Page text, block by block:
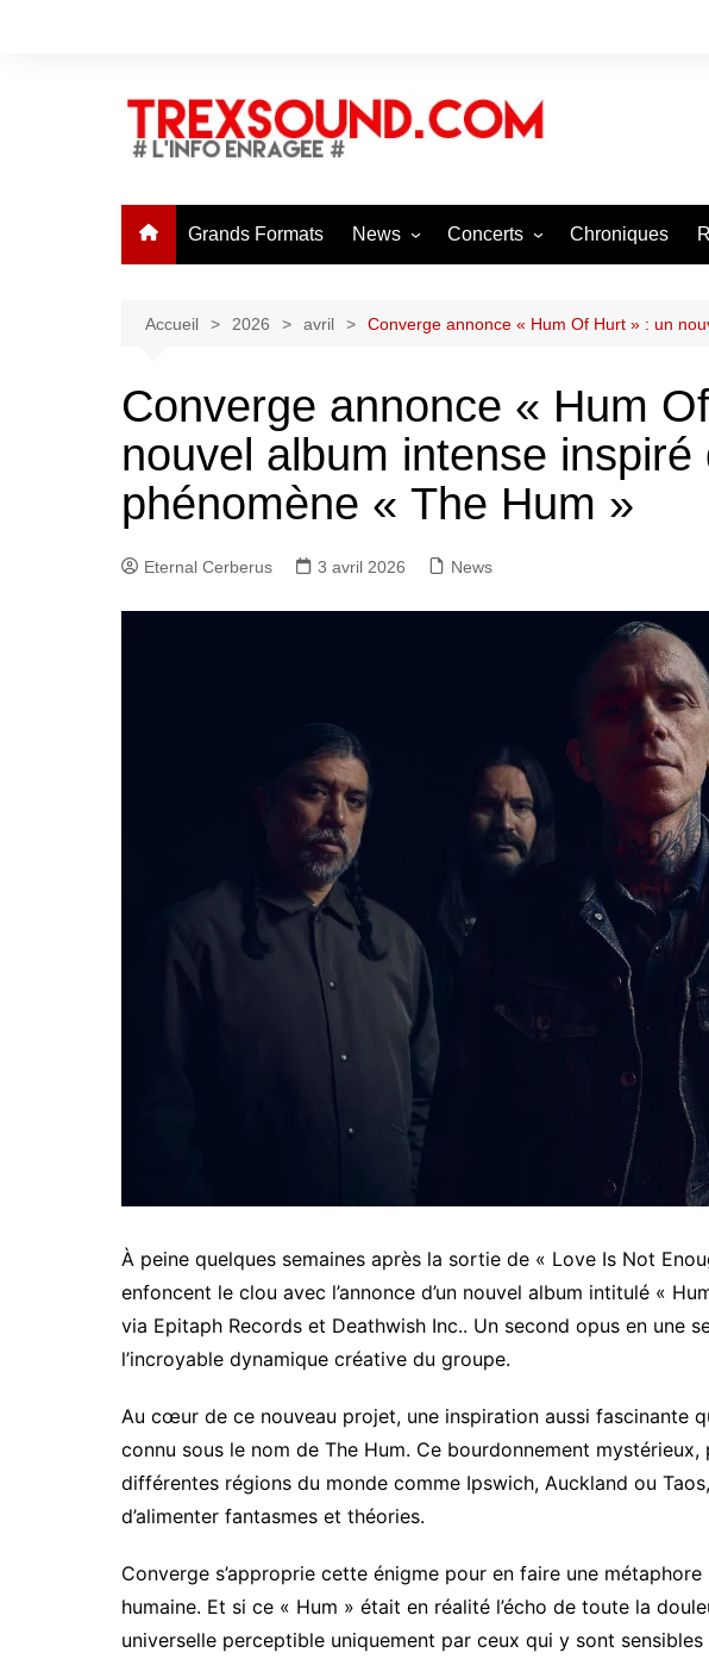
Grands Formats News
Soumettre une News
Concerts
Agenda Concerts
Chroniques
Accueil 2026 avril Converge annonce « Hum Of Hurt » : un
Converge annonce « Hum
nouvel album intense
phénomène « The Hum »
Eternal Cerberus 3 avril 2026 News
À peine quelques semaines après la sortie de « Love Is Not
enfoncent le clou avec l’annonce d’un nouvel album intitulé «
via Epitaph Records et Deathwish Inc.. Un second opus en une
l’incroyable dynamique créative du groupe.
Au cœur de ce nouveau projet, une inspiration aussi fascinante
connu sous le nom de The Hum. Ce bourdonnement
différentes régions du monde comme Ipswich, Auckland ou
d’alimenter fantasmes et théories.
Converge s’approprie cette énigme pour en faire une
humaine. Et si ce « Hum » était en réalité l’écho de toute la
universelle perceptible uniquement par ceux qui y sont